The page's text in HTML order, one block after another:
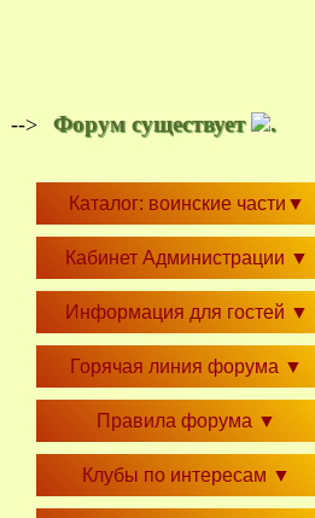
--> Форум существует .
Каталог: воинские части ▼
Кабинет Администрации ▼
Информация для гостей ▼
Горячая линия форума ▼
Правила форума ▼
Клубы по интересам ▼